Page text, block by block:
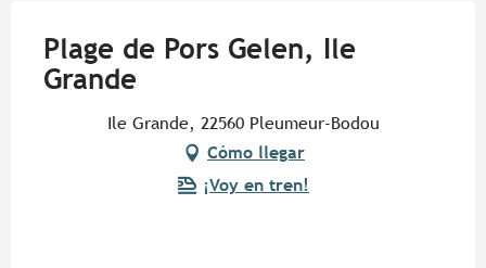
Plage de Pors Gelen, Ile
Grande
Ile Grande, 22560 Pleumeur-Bodou
Cómo llegar
¡Voy en tren!